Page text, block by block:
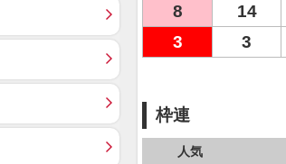
8
14
3
3
枠連
人気